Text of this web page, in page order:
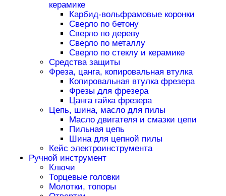
керамике
Карбид-вольфрамовые коронки
Сверло по бетону
Сверло по дереву
Сверло по металлу
Сверло по стеклу и керамике
Средства защиты
Фреза, цанга, копировальная втулка
Копировальная втулка фрезера
Фрезы для фрезера
Цанга гайка фрезера
Цепь, шина, масло для пилы
Масло двигателя и смазки цепи
Пильная цепь
Шина для цепной пилы
Кейс электроинструмента
Ручной инструмент
Ключи
Торцевые головки
Молотки, топоры